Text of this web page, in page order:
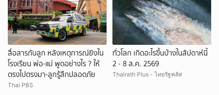
สื่อสารกับลูก หลังเหตุการณ์ยิงใน
โรงเรียน พ่อ-แม่ พูดอย่างไร ? ให้
ตรงไปตรงมา-ลูกรู้สึกปลอดภัย
Thai PBS
ทั่วโลก เกิดอะไรขึ้นบ้างในสัปดาห์นี้
2 - 8 ส.ค. 2569
Thairath Plus - ไทยรัฐพลัส